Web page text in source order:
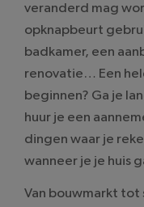
veranderd mag
opknapbeurt
badkamer, een
renovatie… Een
beginnen? Ga je
huur je een
dingen waar je
wanneer je je huis
Van bouwmarkt tot